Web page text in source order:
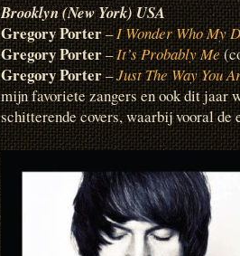
Brooklyn (New York) USA
Gregory Porter–I Wonder Who My
Gregory Porter–It’s Probably Me
Gregory Porter–Just The Way You
mijn favoriete zangers en ook dit jaar
schitterende covers, waarbij vooral de